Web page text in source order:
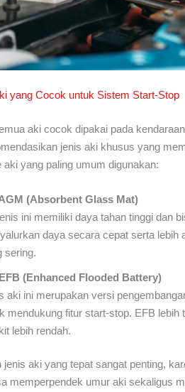
yang Cocok untuk Sistem Start-Stop
aki cocok dipakai pada
jenis aki khusus yang
aki yang paling umum digunakan:
(Absorbent Glass Mat)
ini memiliki daya tahan tinggi dan
daya secara cepat serta lebih
sering.
(Enhanced Flooded Battery)
aki ini merupakan versi
mendukung fitur start-stop. EFB
lebih rendah.
jenis aki yang tepat sangat penting,
memperpendek umur aki sekaligus